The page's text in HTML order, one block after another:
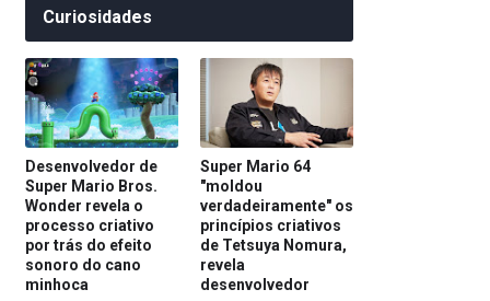
Curiosidades
Desenvolvedor de
Super Mario Bros.
Wonder revela o
processo criativo
por trás do efeito
sonoro do cano
minhoca
Super Mario 64
"moldou
verdadeiramente" os
princípios criativos
de Tetsuya Nomura,
revela
desenvolvedor